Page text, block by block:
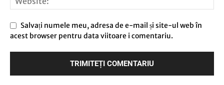
Salvați numele meu, adresa de e-mail și site-ul web în
acest browser pentru data viitoare i comentariu.